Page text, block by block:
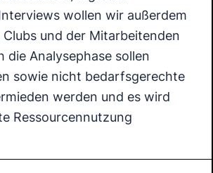
wollen wir außerdem
und der Mitarbeitenden
die Analysephase sollen
sowie nicht bedarfsgerechte
werden und es wird
Ressourcennutzung